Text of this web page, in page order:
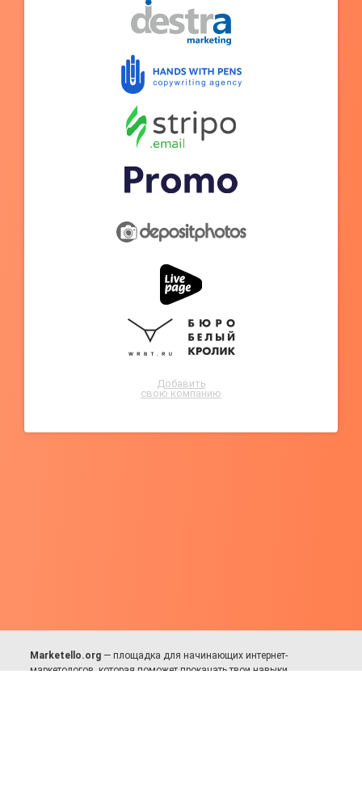
Добавить
свою компанию
Marketello.org — площадка для начинающих интернет-
маркетологов, которая поможет прокачать твои навыки.